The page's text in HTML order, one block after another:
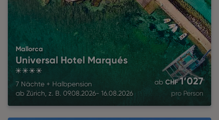
Mallorca
Universal Hotel Marqués
7 Nächte + Halbpension
ab Zürich z. B. 09.08.2026- 16.08.2026
ab CHF1’027
pro Person